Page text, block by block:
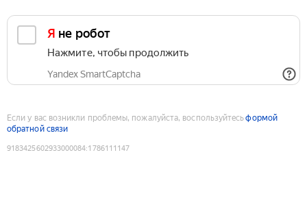
Я не робот
Нажмите, чтобы продолжить
Yandex SmartCaptcha
Если у вас возникли проблемы, пожалуйста, воспользуйтесьформой
обратной связи
9183425602933000084:1786111147